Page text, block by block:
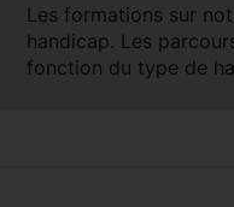
Les formations sur
handicap. Les
fonction du type de